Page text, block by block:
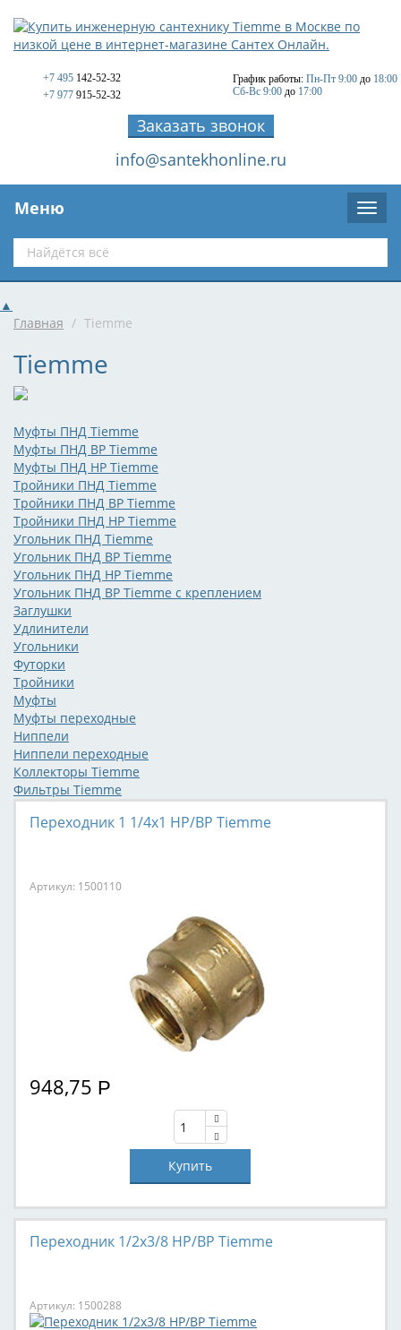
+7 495 142-52-32
+7 977 915-52-32
График работы: Пн-Пт 9:00 до 18:00
Сб-Вс 9:00 до 17:00
Заказать звонок
info@santekhonline.ru
Меню
▲
Главная / Tiemme
Tiemme
Муфты ПНД Tiemme
Муфты ПНД ВР Tiemme
Муфты ПНД НР Tiemme
Тройники ПНД Tiemme
Тройники ПНД ВР Tiemme
Тройники ПНД НР Tiemme
Угольник ПНД Tiemme
Угольник ПНД ВР Tiemme
Угольник ПНД НР Tiemme
Угольник ПНД ВР Tiemme с креплением
Заглушки
Удлинители
Угольники
Футорки
Тройники
Муфты
Муфты переходные
Ниппели
Ниппели переходные
Коллекторы Tiemme
Фильтры Tiemme
Переходник 1 1/4х1 НР/ВР Tiemme
Артикул: 1500110
948,75 Р
Переходник 1/2х3/8 НР/ВР Tiemme
Артикул: 1500288